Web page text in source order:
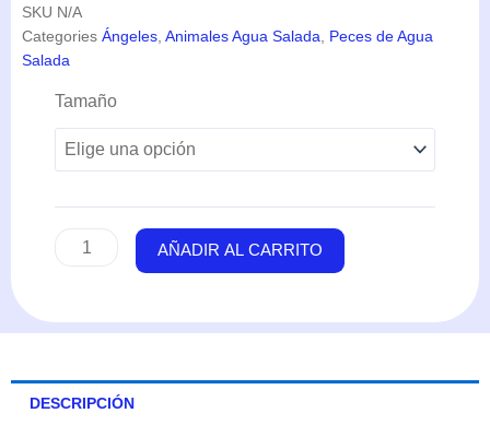
SKU N/A
Categories Ángeles Animales Agua Salada
Peces de Agua
Salada
Tamaño
Centropyge
(Regaliz)
cantidad
AÑADIR AL CARRITO
DESCRIPCIÓN